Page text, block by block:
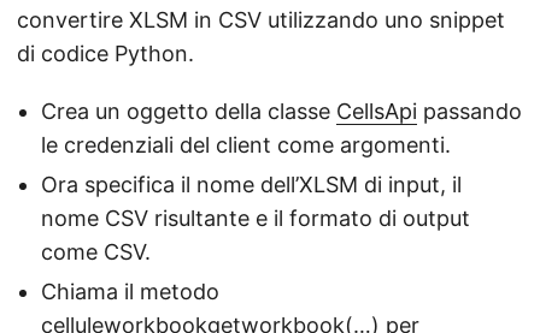
convertire XLSM in CSV utilizzando uno snippet
di codice Python.
Crea un oggetto della classe CellsApi passando
le credenziali del client come argomenti.
Ora specifica il nome dell’XLSM di input, il
nome CSV risultante e il formato di output
come CSV.
Chiama il metodo
celluleworkbookgetworkbook(…) per